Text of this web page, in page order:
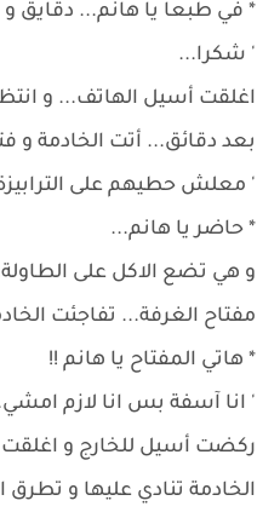
* في طبعا يا هانم... دقايق
' شكرا...
اغلقت أسيل الهاتف... و
بعد دقائق... أتت الخادمة و
' معلش حطيهم على
* حاضر يا هانم...
و هي تضع الاكل على
مفتاح الغرفة... تفاجئت
* هاتي المفتاح يا هانم !!
' انا آسفة بس انا لازم
ركضت أسيل للخارج و اغلقت
الخادمة تنادي عليها و